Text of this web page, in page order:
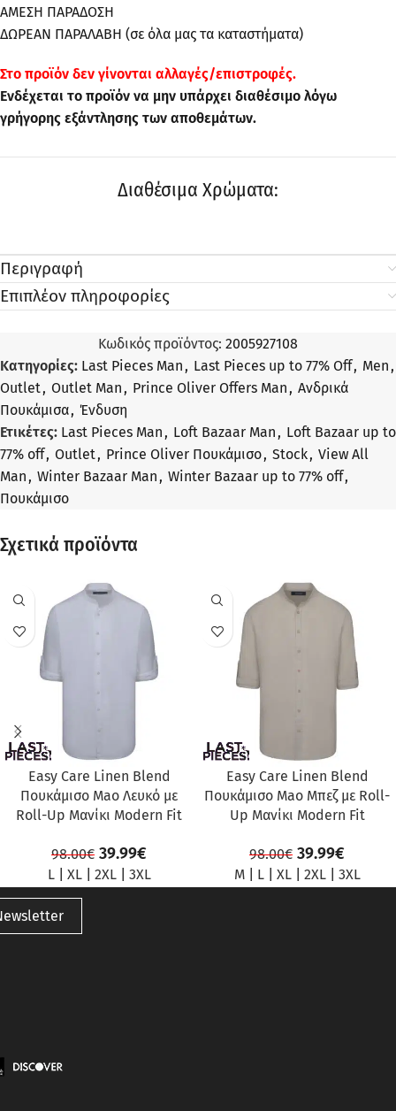
ΑΜΕΣΗ ΠΑΡΑΔΟΣΗ
ΔΩΡΕΑΝ ΠΑΡΑΛΑΒΗ (σε όλα μας τα καταστήματα)
Στo προϊόν δεν γίνονται αλλαγές/επιστροφές.
Ενδέχεται το προϊόν να μην υπάρχει διαθέσιμο λόγω
γρήγορης εξάντλησης των αποθεμάτων.
Διαθέσιμα Χρώματα:
Περιγραφή
Επιπλέον πληροφορίες
Κωδικός προϊόντος: 2005927108
Κατηγορίες: Last Pieces Man, Last Pieces up to 77% Off, Men,
Outlet, Outlet Man, Prince Oliver Offers Man, Ανδρικά
Πουκάμισα, Ένδυση
Ετικέτες: Last Pieces Man, Loft Bazaar Man, Loft Bazaar up to
77% off, Outlet, Prince Oliver Πουκάμισο, Stock, View All
Man, Winter Bazaar Man, Winter Bazaar up to 77% off,
Πουκάμισο
Σχετικά προϊόντα
ΠΡΟΣΦΟΡΆ
Easy Care Linen Blend
Πουκάμισο Mao Λευκό με
Roll-Up Μανίκι Modern Fit
98.00€ 39.99€
L| XL| 2XL| 3XL
ΠΡΟΣΦΟΡΆ
Easy Care Linen Blend
Πουκάμισο Mao Μπεζ με Roll-
Up Μανίκι Modern Fit
98.00€ 39.99€
M| L| XL| 2XL| 3XL